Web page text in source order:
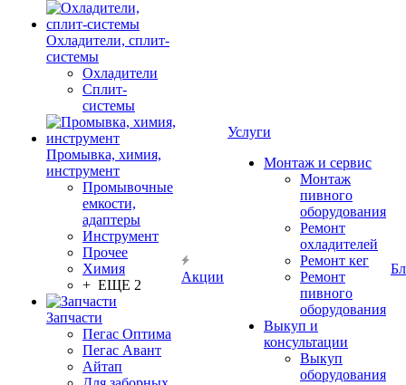
Охладители, сплит-
системы
Охладители
Сплит-
системы
Промывка, химия,
инструмент
Промывочные
емкости,
адаптеры
Инструмент
Прочее
Химия
+ ЕЩЕ 2
Запчасти
Пегас Оптима
Пегас Авант
Айтап
Акции
Услуги
Монтаж и сервис
Монтаж
пивного
оборудования
Ремонт
охладителей
Ремонт кег
Ремонт
пивного
оборудования
Выкуп и
консультации
Выкуп
оборудования